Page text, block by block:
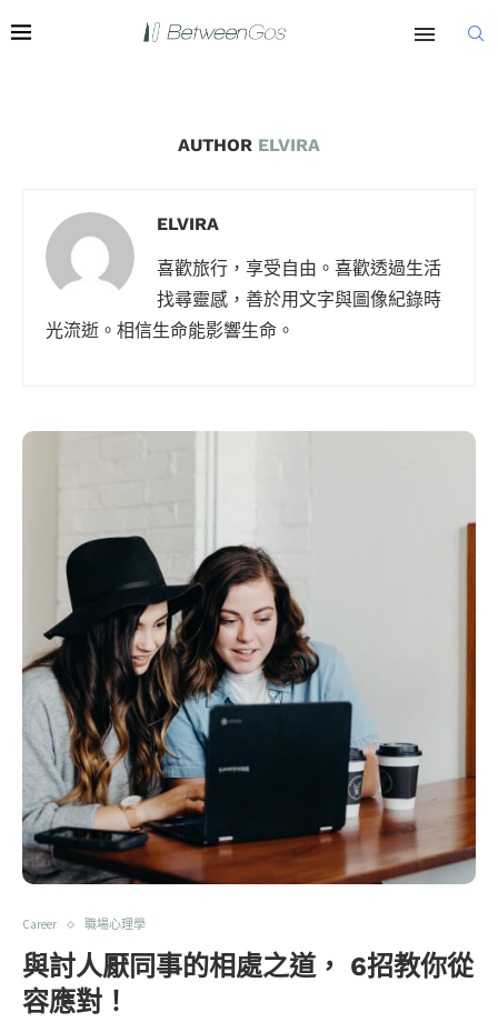
AUTHOR ELVIRA
ELVIRA
喜歡旅行，享受自由。喜歡透過生活
找尋靈感，善於用文字與圖像紀錄時
光流逝。相信生命能影響生命。
Career 職場心理學
與討人厭同事的相處之道， 6招教你從
容應對！